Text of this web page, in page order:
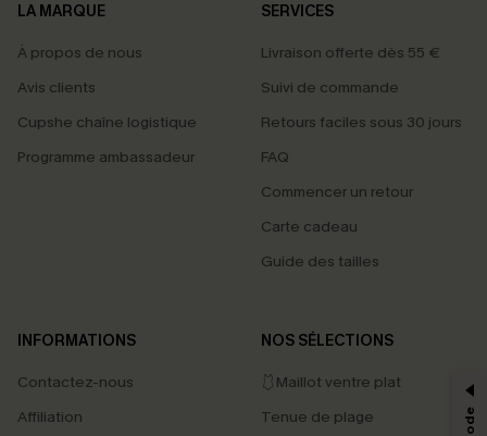
LA MARQUE
À propos de nous
Avis clients
Cupshe chaîne logistique
Programme ambassadeur
SERVICES
Livraison offerte dès 55 €
Suivi de commande
Retours faciles sous 30 jours
FAQ
Commencer un retour
Carte cadeau
Guide des tailles
INFORMATIONS
Contactez-nous
Affiliation
NOS SÉLECTIONS
🩱Maillot ventre plat
Tenue de plage
PROFITEZ DE -15%
-15% dès 2 Achetés par E-mail